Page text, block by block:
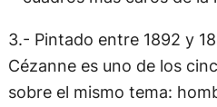
3.- Pintado entre 1892 y
Cézanne es uno de los
sobre el mismo tema: